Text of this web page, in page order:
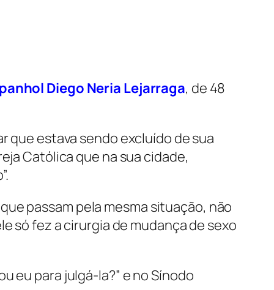
Diego Neria Lejarraga, de 48
que estava sendo excluído de sua
Católica que na sua cidade,
passam pela mesma situação, não
só fez a cirurgia de mudança de sexo
eu para julgá-la?” e no Sínodo